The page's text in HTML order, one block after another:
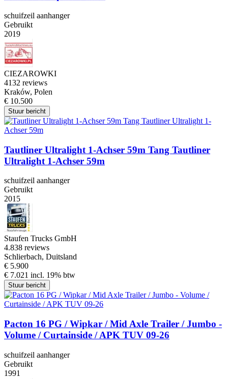
schuifzeil aanhanger
Gebruikt
2019
CIEZAROWKI
4132 reviews
Kraków, Polen
€ 10.500
Stuur bericht
Tautliner Ultralight 1-Achser 59m Tang Tautliner
Ultralight 1-Achser 59m
schuifzeil aanhanger
Gebruikt
2015
Staufen Trucks GmbH
4.838 reviews
Schlierbach, Duitsland
€ 5.900
€ 7.021 incl. 19% btw
Stuur bericht
Pacton 16 PG / Wipkar / Mid Axle Trailer / Jumbo -
Volume / Curtainside / APK TUV 09-26
schuifzeil aanhanger
Gebruikt
1991